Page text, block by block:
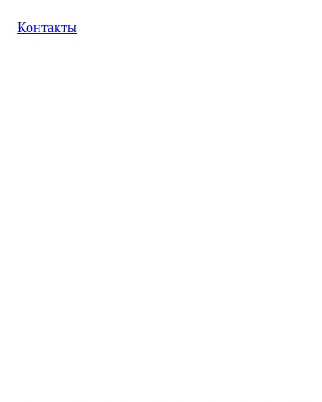
Контакты